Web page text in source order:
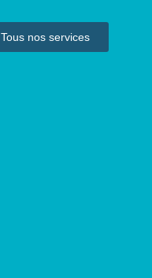
Tous nos services